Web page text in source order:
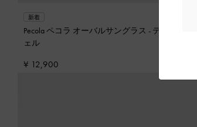
新着
Pecola ペコラ オーバルサングラス - テンダーシ
ェル
¥ 12,900